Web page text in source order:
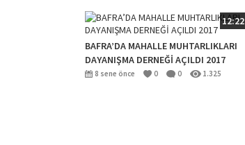
12:22
BAFRA’DA MAHALLE MUHTARLIKLARI
DAYANIŞMA DERNEĞİ AÇILDI 2017
8 sene önce 0 0 1.325